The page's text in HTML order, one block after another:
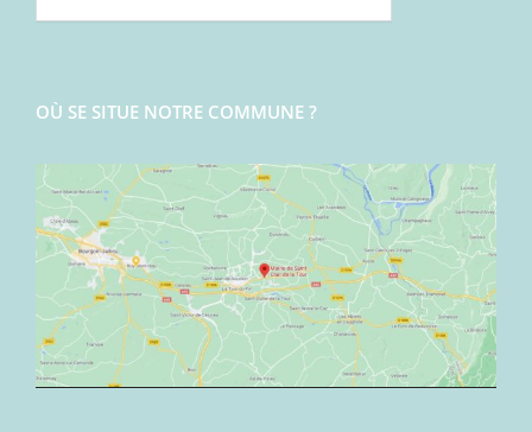
OÙ SE SITUE NOTRE COMMUNE ?